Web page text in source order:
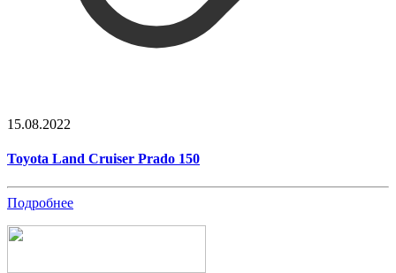
15.08.2022
Toyota Land Cruiser Prado 150
Подробнее